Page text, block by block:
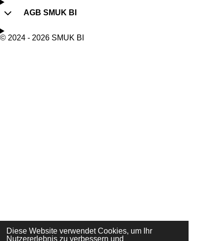
Diese Website verwendet Cookies, um Ihr
Nutzererlebnis zu verbessern und
AGB SMUK BI
© 2024 - 2026 SMUK BI